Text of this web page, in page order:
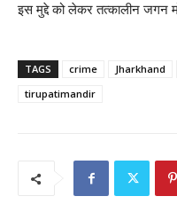
इस मुद्दे को लेकर तत्कालीन जगन
TAGS crime Jharkhand
tirupatimandir